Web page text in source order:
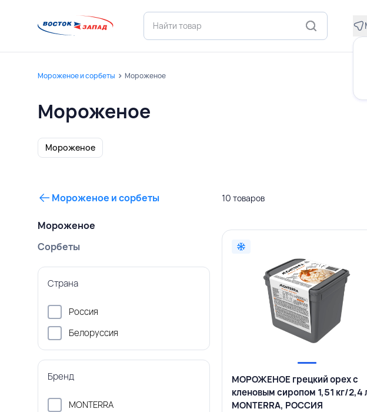
Мороженое и сорбеты Мороженое
Мороженое
Мороженое
Мороженое и сорбеты
Мороженое
Сорбеты
Страна
Россия
Белоруссия
Бренд
MONTERRA
10 товаров
МОРОЖЕНОЕ грецкий орех с
кленовым сиропом 1,51 кг/2,4
MONTERRA, РОССИЯ